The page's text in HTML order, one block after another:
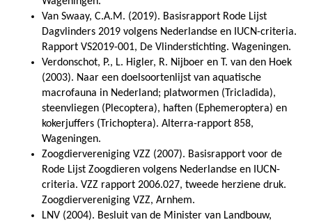
Van Swaay, C.A.M. (2019). Basisrapport Rode Lijst
Dagvlinders 2019 volgens Nederlandse en IUCN-criteria.
Rapport VS2019-001, De Vlinderstichting. Wageningen.
Verdonschot, P., L. Higler, R. Nijboer en T. van den Hoek
(2003). Naar een doelsoortenlijst van aquatische
macrofauna in Nederland; platwormen (Tricladida),
steenvliegen (Plecoptera), haften (Ephemeroptera) en
kokerjuffers (Trichoptera). Alterra-rapport 858,
Wageningen.
Zoogdiervereniging VZZ (2007). Basisrapport voor de
Rode Lijst Zoogdieren volgens Nederlandse en IUCN-
criteria. VZZ rapport 2006.027, tweede herziene druk.
Zoogdiervereniging VZZ, Arnhem.
LNV (2004). Besluit van de Minister van Landbouw,